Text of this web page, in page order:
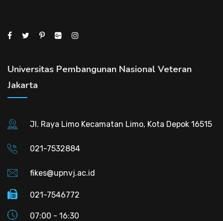
Universitas Pembangunan Nasional Veteran
Jakarta
Jl. Raya Limo Kecamatan Limo, Kota Depok 16515
021-7532884
fikes@upnvj.ac.id
021-7546772
07:00 - 16:30